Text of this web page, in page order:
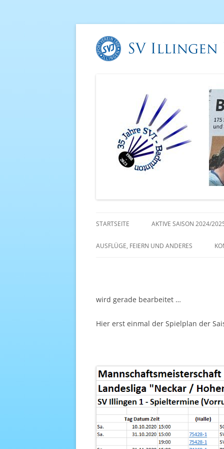
STARTSEITE AKTIVE SAISON 2024/
AKTIVE SAISON 2022/23
AUSFLÜGE, FEIERN UND ANDERES
wird gerade bearbeitet …
Hier erst einmal der Spielplan der